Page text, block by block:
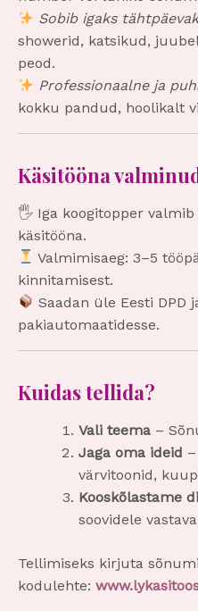
Sobib igaks
showerid, katsikud,
peod.
Professionaalne ja
kokku pandud, hoolikalt
Käsitööna
🖐️ Iga koogitopper
käsitööna.
Valmimisaeg: 3–5
kinnitamisest.
Saadan üle Eesti DPD
pakiautomaatidesse.
Kuidas tellida?
Vali teema –
Jaga oma ideid
värvitoonid,
Kooskõlastame
soovidele
Tellimiseks kirjuta
kodulehte: